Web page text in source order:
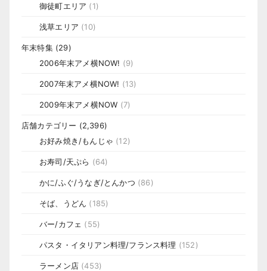
御徒町エリア (1)
浅草エリア (10)
年末特集(29)
2006年末アメ横NOW! (9)
2007年末アメ横NOW! (13)
2009年末アメ横NOW (7)
店舗カテゴリー (2,396)
お好み焼き/もんじゃ (12)
お寿司/天ぷら (64)
かに/ふぐ/うなぎ/とんかつ (86)
そば、うどん (185)
バー/カフェ (55)
パスタ・イタリアン料理/フランス料理 (152)
ラーメン店 (453)